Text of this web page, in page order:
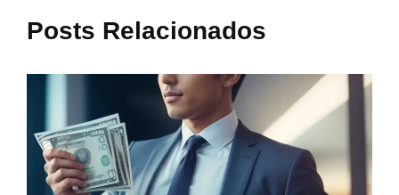
Posts Relacionados